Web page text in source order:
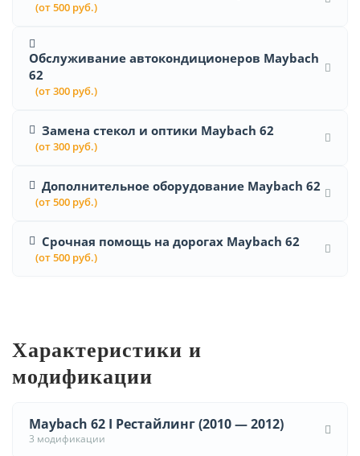
(от 500 руб.)
Обслуживание автокондиционеров Maybach
62
(от 300 руб.)
Замена стекол и оптики Maybach 62
(от 300 руб.)
Дополнительное оборудование Maybach 62
(от 500 руб.)
Срочная помощь на дорогах Maybach 62
(от 500 руб.)
Характеристики и
модификации
Maybach 62 I Рестайлинг (2010 — 2012)
3 модификации